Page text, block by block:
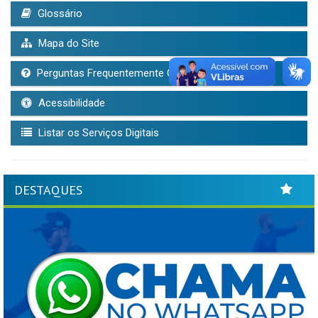
Glossário
Mapa do Site
Perguntas Frequentemente Questionadas
Acessibilidade
Listar os Serviços Digitais
DESTAQUES